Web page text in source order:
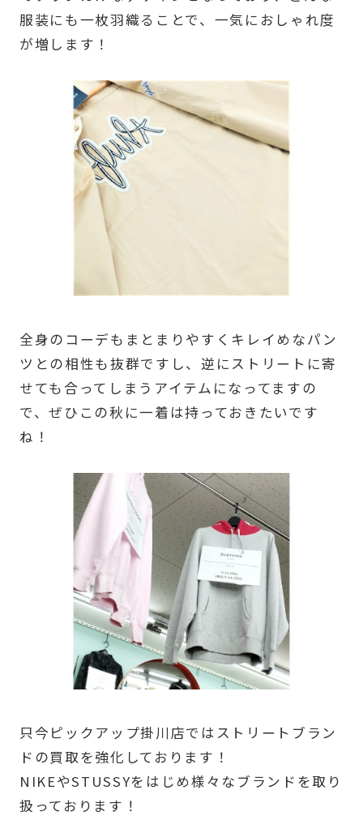
服装にも一枚羽織ることで、一気におしゃれ度
が増します！
全身のコーデもまとまりやすくキレイめなパン
ツとの相性も抜群ですし、逆にストリートに寄
せても合ってしまうアイテムになってますの
で、ぜひこの秋に一着は持っておきたいです
ね！
只今ピックアップ掛川店ではストリートブラン
ドの買取を強化しております！
NIKEやSTUSSYをはじめ様々なブランドを取り
扱っております！